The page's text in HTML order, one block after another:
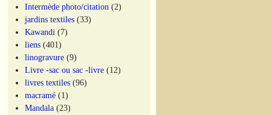
Intermède photo/citation (2)
jardins textiles (33)
Kawandi (7)
liens (401)
linogravure (9)
Livre -sac ou sac -livre (12)
livres textiles (96)
macramé (1)
Mandala (23)